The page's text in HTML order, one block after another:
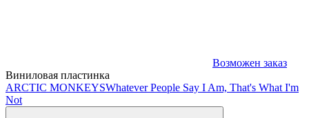
Возможен заказ
Виниловая пластинка
ARCTIC MONKEYSWhatever People Say I Am, That's What I'm
Not